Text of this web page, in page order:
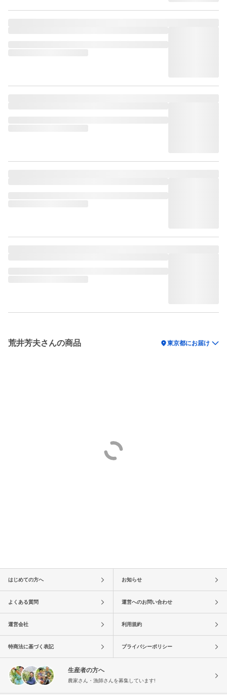
荒井芳夫さんの商品 location_on東京都にお届け
はじめての方へ お知らせ
よくある質問 運営へのお問い合わせ
運営会社 利用規約
特商法に基づく表記 プライバシーポリシー
生産者の方へ
農家さん・漁師さんを募集しています!